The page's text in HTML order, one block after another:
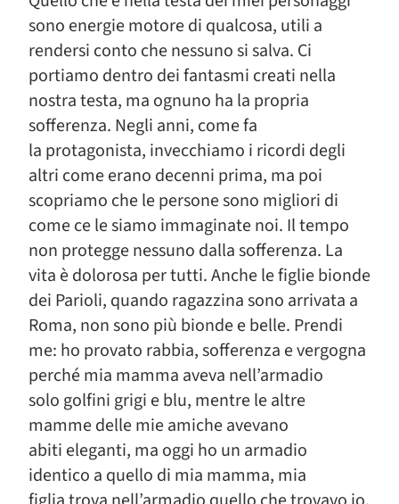
sono energie motore di qualcosa, utili a
rendersi conto che nessuno si salva. Ci
portiamo dentro dei fantasmi creati nella
nostra testa, ma ognuno ha la propria
sofferenza. Negli anni, come fa
la protagonista, invecchiamo i ricordi degli
altri come erano decenni prima, ma poi
scopriamo che le persone sono migliori di
come ce le siamo immaginate noi. Il tempo
non protegge nessuno dalla sofferenza. La
vita è dolorosa per tutti. Anche le figlie bionde
dei Parioli, quando ragazzina sono arrivata a
Roma, non sono più bionde e belle. Prendi
me: ho provato rabbia, sofferenza e vergogna
perché mia mamma aveva nell’armadio
solo golfini grigi e blu, mentre le altre
mamme delle mie amiche avevano
abiti eleganti, ma oggi ho un armadio
identico a quello di mia mamma, mia